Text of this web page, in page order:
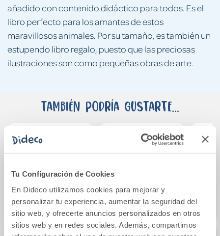
Tu Configuración de Cookies
En Dideco utilizamos cookies para mejorar y
personalizar tu experiencia, aumentar la seguridad del
sitio web, y ofrecerte anuncios personalizados en otros
sitios web y en redes sociales. Además, compartimos
añadido con contenido didáctico para todos. Es el
libro perfecto para los amantes de estos
maravillosos animales. Por su tamaño, es también un
estupendo libro regalo, puesto que las preciosas
ilustraciones son como pequeñas obras de arte.
También podría gustarte...